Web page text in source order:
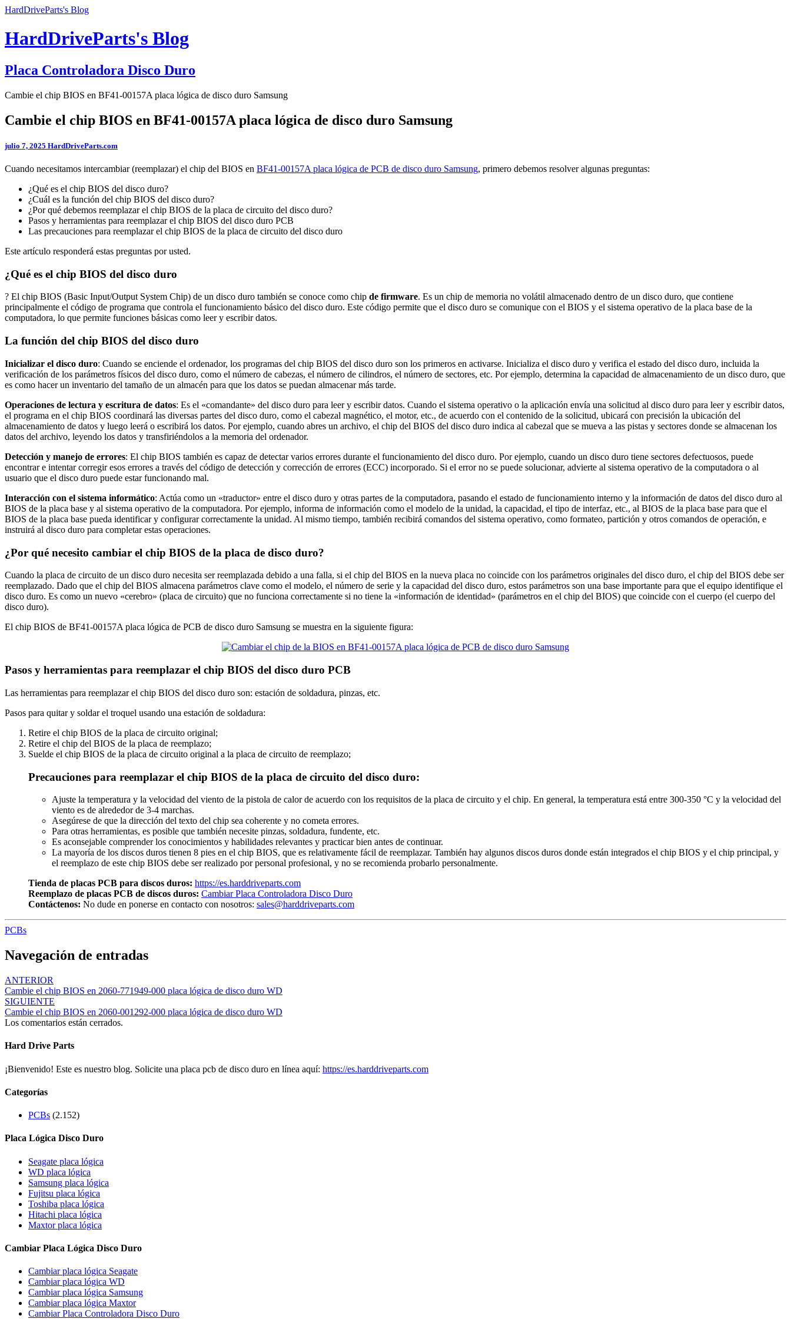
HardDriveParts's Blog
HardDriveParts's Blog
Placa Controladora Disco Duro
Cambie el chip BIOS en BF41-00157A placa lógica de disco duro Samsung
Cambie el chip BIOS en BF41-00157A placa lógica de disco duro Samsung
julio 7, 2025 HardDriveParts.com
Cuando necesitamos intercambiar (reemplazar) el chip del BIOS en BF41-00157A placa lógica de PCB de disco duro Samsung, primero debemos resolver algunas preguntas:
¿Qué es el chip BIOS del disco duro?
¿Cuál es la función del chip BIOS del disco duro?
¿Por qué debemos reemplazar el chip BIOS de la placa de circuito del disco duro?
Pasos y herramientas para reemplazar el chip BIOS del disco duro PCB
Las precauciones para reemplazar el chip BIOS de la placa de circuito del disco duro
Este artículo responderá estas preguntas por usted.
¿Qué es el chip BIOS del disco duro
? El chip BIOS (Basic Input/Output System Chip) de un disco duro también se conoce como chip de firmware. Es un chip de memoria no volátil almacenado dentro de un disco duro, que contiene
principalmente el código de programa que controla el funcionamiento básico del disco duro. Este código permite que el disco duro se comunique con el BIOS y el sistema operativo de la placa base de la
computadora, lo que permite funciones básicas como leer y escribir datos.
La función del chip BIOS del disco duro
Inicializar el disco duro: Cuando se enciende el ordenador, los programas del chip BIOS del disco duro son los primeros en activarse. Inicializa el disco duro y verifica el estado del disco duro, incluida la
verificación de los parámetros físicos del disco duro, como el número de cabezas, el número de cilindros, el número de sectores, etc. Por ejemplo, determina la capacidad de almacenamiento de un disco duro, que
es como hacer un inventario del tamaño de un almacén para que los datos se puedan almacenar más tarde.
Operaciones de lectura y escritura de datos: Es el «comandante» del disco duro para leer y escribir datos. Cuando el sistema operativo o la aplicación envía una solicitud al disco duro para leer y escribir datos,
el programa en el chip BIOS coordinará las diversas partes del disco duro, como el cabezal magnético, el motor, etc., de acuerdo con el contenido de la solicitud, ubicará con precisión la ubicación del
almacenamiento de datos y luego leerá o escribirá los datos. Por ejemplo, cuando abres un archivo, el chip del BIOS del disco duro indica al cabezal que se mueva a las pistas y sectores donde se almacenan los
datos del archivo, leyendo los datos y transfiriéndolos a la memoria del ordenador.
Detección y manejo de errores: El chip BIOS también es capaz de detectar varios errores durante el funcionamiento del disco duro. Por ejemplo, cuando un disco duro tiene sectores defectuosos, puede
encontrar e intentar corregir esos errores a través del código de detección y corrección de errores (ECC) incorporado. Si el error no se puede solucionar, advierte al sistema operativo de la computadora o al
usuario que el disco duro puede estar funcionando mal.
Interacción con el sistema informático: Actúa como un «traductor» entre el disco duro y otras partes de la computadora, pasando el estado de funcionamiento interno y la información de datos del disco duro al
BIOS de la placa base y al sistema operativo de la computadora. Por ejemplo, informa de información como el modelo de la unidad, la capacidad, el tipo de interfaz, etc., al BIOS de la placa base para que el
BIOS de la placa base pueda identificar y configurar correctamente la unidad. Al mismo tiempo, también recibirá comandos del sistema operativo, como formateo, partición y otros comandos de operación, e
instruirá al disco duro para completar estas operaciones.
¿Por qué necesito cambiar el chip BIOS de la placa de disco duro?
Cuando la placa de circuito de un disco duro necesita ser reemplazada debido a una falla, si el chip del BIOS en la nueva placa no coincide con los parámetros originales del disco duro, el chip del BIOS debe ser
reemplazado. Dado que el chip del BIOS almacena parámetros clave como el modelo, el número de serie y la capacidad del disco duro, estos parámetros son una base importante para que el equipo identifique el
disco duro. Es como un nuevo «cerebro» (placa de circuito) que no funciona correctamente si no tiene la «información de identidad» (parámetros en el chip del BIOS) que coincide con el cuerpo (el cuerpo del
disco duro).
El chip BIOS de BF41-00157A placa lógica de PCB de disco duro Samsung se muestra en la siguiente figura:
Pasos y herramientas para reemplazar el chip BIOS del disco duro PCB
Las herramientas para reemplazar el chip BIOS del disco duro son: estación de soldadura, pinzas, etc.
Pasos para quitar y soldar el troquel usando una estación de soldadura:
Retire el chip BIOS de la placa de circuito original;
Retire el chip del BIOS de la placa de reemplazo;
Suelde el chip BIOS de la placa de circuito original a la placa de circuito de reemplazo;
Precauciones para reemplazar el chip BIOS de la placa de circuito del disco duro:
Ajuste la temperatura y la velocidad del viento de la pistola de calor de acuerdo con los requisitos de la placa de circuito y el chip. En general, la temperatura está entre 300-350 °C y la velocidad del
viento es de alrededor de 3-4 marchas.
Asegúrese de que la dirección del texto del chip sea coherente y no cometa errores.
Para otras herramientas, es posible que también necesite pinzas, soldadura, fundente, etc.
Es aconsejable comprender los conocimientos y habilidades relevantes y practicar bien antes de continuar.
La mayoría de los discos duros tienen 8 pies en el chip BIOS, que es relativamente fácil de reemplazar. También hay algunos discos duros donde están integrados el chip BIOS y el chip principal, y
el reemplazo de este chip BIOS debe ser realizado por personal profesional, y no se recomienda probarlo personalmente.
Tienda de placas PCB para discos duros: https://es.harddriveparts.com
Reemplazo de placas PCB de discos duros: Cambiar Placa Controladora Disco Duro
Contáctenos: No dude en ponerse en contacto con nosotros: sales@harddriveparts.com
PCBs
Navegación de entradas
ANTERIOR
Cambie el chip BIOS en 2060-771949-000 placa lógica de disco duro WD
SIGUIENTE
Cambie el chip BIOS en 2060-001292-000 placa lógica de disco duro WD
Los comentarios están cerrados.
Hard Drive Parts
¡Bienvenido! Este es nuestro blog. Solicite una placa pcb de disco duro en línea aquí: https://es.harddriveparts.com
Categorías
PCBs (2.152)
Placa Lógica Disco Duro
Seagate placa lógica
WD placa lógica
Samsung placa lógica
Fujitsu placa lógica
Toshiba placa lógica
Hitachi placa lógica
Maxtor placa lógica
Cambiar Placa Lógica Disco Duro
Cambiar placa lógica Seagate
Cambiar placa lógica WD
Cambiar placa lógica Samsung
Cambiar placa lógica Maxtor
Cambiar Placa Controladora Disco Duro